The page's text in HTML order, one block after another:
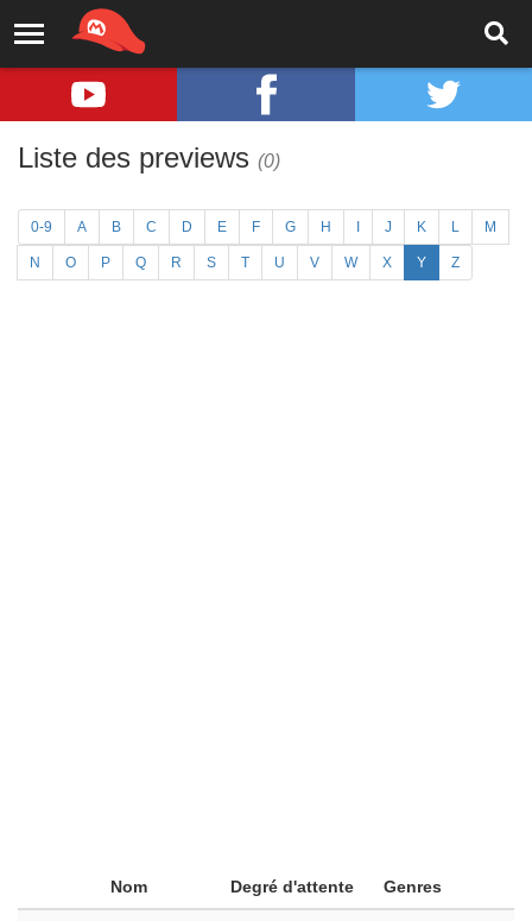
Liste des previews (0)
0-9 A B C D E F G H J K L M
N O P Q R S T U V W X Y Z
Nom Degré d'attente Genres